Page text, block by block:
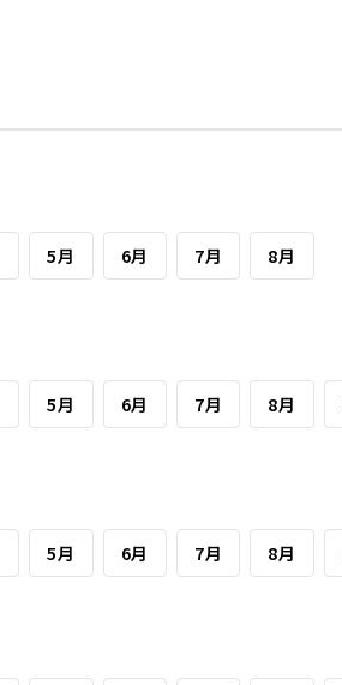
5月 6月 7月 8月
5月 6月 7月 8月
5月 6月 7月 8月